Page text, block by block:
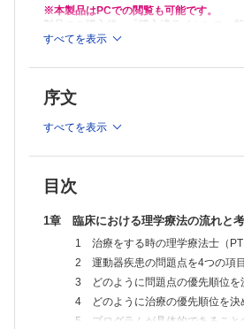
4.1 人工膝関節全置換術（TKA）後
A．急性期の下肢ROM検査
1 移乗
3 股関節ROM検査
4 足関節ROM検査
B．回復期の下肢ROM検査
2 股関節ROM検査
1 膝関節MMT
2 急性期の股関節MMT
3 足関節MMT
D．回復期の下肢徒手筋力検査MMT
1 膝関節MMT
2 股関節MMT
3 足関節MMT
4.2 人工股関節疾患術（THA）後
A．急性期の下肢ROM検査
※本製品はPCでの閲覧も可能です。
製品のご購入後、「購入済ライセンス一
境で閲覧可能なPDF版をご覧いただけます
推奨ブラウザ： Firefox 最新版 / Google
PCブラウザ閲覧では動画再生には対応し
すべてを表示
序文
すべてを表示
目次
1章 臨床における理学療法の流れと
1 治療をする時の理学療法士（PT
2 運動器疾患の問題点を4つの項目
3 どのように問題点の優先順位を
4 どのように治療の優先順位を決
5 プログラムが具体的であること